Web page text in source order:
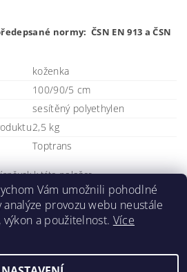
normy: ČSN EN 913 a ČSN
koženka
100/90/5 cm
sesítěný polyethylen
2,5 kg
Toptrans
k této položce.
Vám umožnili pohodlné
provozu webu neustále
a použitelnost. Více